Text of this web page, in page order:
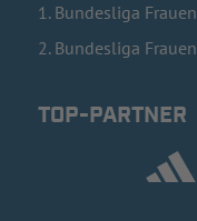
1. Bundesliga Frauen
2. Bundesliga Frauen
TOP-PARTNER